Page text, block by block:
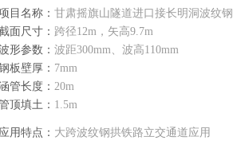
目名称：甘肃摇旗山隧道进口接长明洞波纹钢
拱接长项目
面尺寸： 跨径12m，矢高9.7m
形参数：波距300mm、波高110mm
板壁厚： 7mm
管长度：20m
顶填土： 1.5m
应用特点： 大跨波纹钢拱铁路立交通道应用